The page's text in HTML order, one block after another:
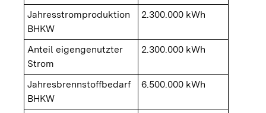
Jahresstromproduktion
BHKW
2.300.000 kWh
Anteil eigengenutzter
Strom
2.300.000 kWh
Jahresbrennstoffbedarf
BHKW
6.500.000 kWh